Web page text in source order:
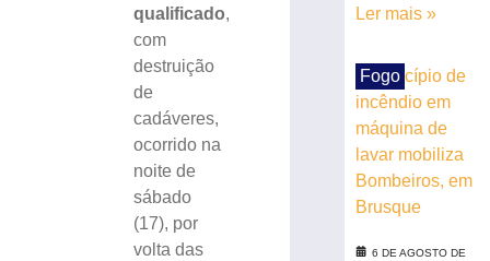
qualificado,
com
destruição
de
cadáveres,
ocorrido na
noite de
sábado
(17), por
volta das
Centro
Administrativo
Havan
Brusque
agosto
Ler mais »
Fogo
6 DE AGOSTO DE